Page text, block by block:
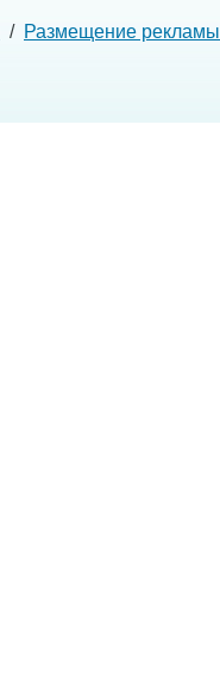
/ Размещение рекламы